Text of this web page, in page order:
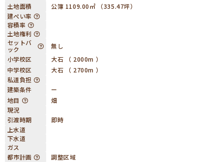
土地面積
公簿 1109.00㎡ （335.47坪）
建ぺい率
容積率
土地権利
セットバ
ック
無し
小学校区
大石 （ 2000m ）
中学校区
大石 （ 2700m ）
私道負担
建築条件
ー
地目
畑
現況
引渡時期
即時
上水道
下水道
ガス
都市計画
調整区域